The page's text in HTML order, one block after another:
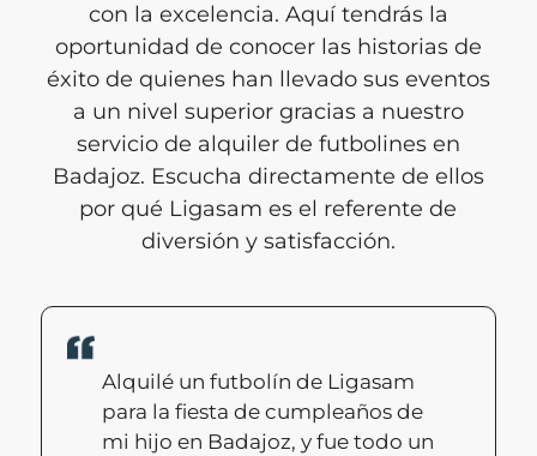
con la excelencia. Aquí tendrás la
oportunidad de conocer las historias de
éxito de quienes han llevado sus eventos
a un nivel superior gracias a nuestro
servicio de alquiler de futbolines en
Badajoz. Escucha directamente de ellos
por qué Ligasam es el referente de
diversión y satisfacción.
Alquilé un futbolín de Ligasam
para la fiesta de cumpleaños de
mi hijo en Badajoz, y fue todo un